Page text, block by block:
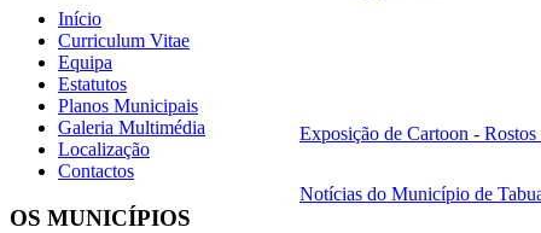
Início
Curriculum Vitae
Equipa
Estatutos
Planos Municipais
Galeria Multimédia
Localização
Contactos
OS MUNICÍPIOS
Exposição de Cartoon -
Notícias do Município de